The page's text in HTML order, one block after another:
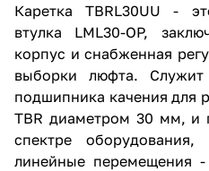
Каретка TBRL30UU -
втулка LML30-OP,
корпус и снабженная
выборки люфта.
подшипника качения для
TBR диаметром 30 мм, и
спектре
линейные перемещения -